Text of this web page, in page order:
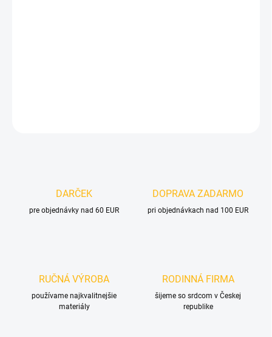
DARČEK
pre objednávky nad 60 EUR
DOPRAVA ZADARMO
pri objednávkach nad 100 EUR
RUČNÁ VÝROBA
používame najkvalitnejšie
materiály
RODINNÁ FIRMA
šijeme so srdcom v Českej
republike